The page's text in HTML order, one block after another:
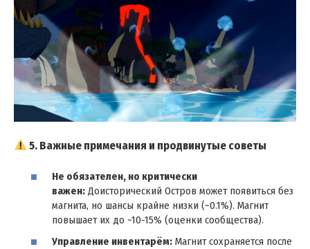
5. Важные примечания и продвинутые советы
Не обязателен, но критически
важен: Доисторический Остров может появиться без
магнита, но шансы крайне низки (~0.1%). Магнит
повышает их до ~10-15% (оценки сообщества).
Управление инвентарём: Магнит сохраняется после